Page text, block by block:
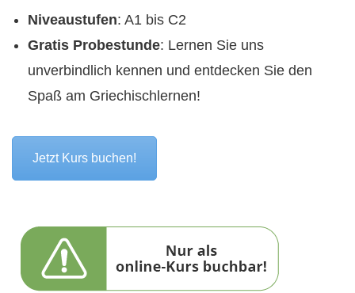
Niveaustufen: A1 bis C2
Gratis Probestunde: Lernen Sie uns
unverbindlich kennen und entdecken Sie den
Spaß am Griechischlernen!
Jetzt Kurs buchen!